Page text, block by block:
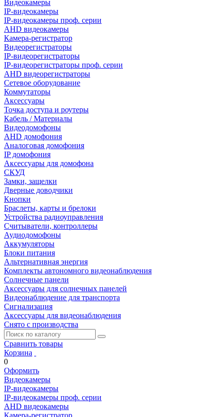
Видеокамеры
IP-видеокамеры
IP-видеокамеры проф. серии
AHD видеокамеры
Камера-регистратор
Видеорегистраторы
IP-видеорегистраторы
IP-видеорегистраторы проф. серии
AHD видеорегистраторы
Сетевое оборудование
Коммутаторы
Аксессуары
Точка доступа и роутеры
Кабель / Материалы
Видеодомофоны
AHD домофония
Аналоговая домофония
IP домофония
Аксессуары для домофона
СКУД
Замки, защелки
Дверные доводчики
Кнопки
Браслеты, карты и брелоки
Устройства радиоуправления
Считыватели, контроллеры
Аудиодомофоны
Аккумуляторы
Блоки питания
Альтернативная энергия
Комплекты автономного видеонаблюдения
Солнечные панели
Аксессуары для солнечных панелей
Видеонаблюдение для транспорта
Сигнализация
Аксессуары для видеонаблюдения
Снято с производства
Сравнить товары
Корзина
0
Оформить
Видеокамеры
IP-видеокамеры
IP-видеокамеры проф. серии
AHD видеокамеры
Камера-регистратор